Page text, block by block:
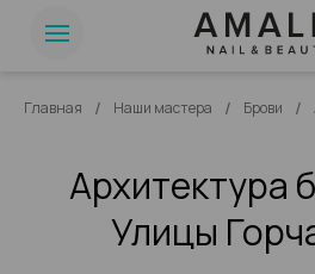
Главная / Наши мастера / Брови /
Архитектура
Улицы